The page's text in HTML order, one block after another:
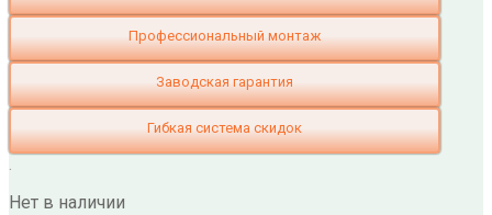
Профессиональный монтаж
Заводская гарантия
Гибкая система скидок
.
Нет в наличии